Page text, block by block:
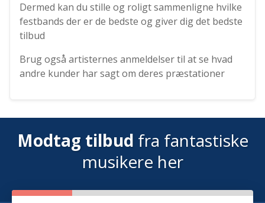
Dermed kan du stille og roligt sammenligne hvilke
festbands der er de bedste og giver dig det bedste
tilbud
Brug også artisternes anmeldelser til at se hvad
andre kunder har sagt om deres præstationer
Modtag tilbud fra fantastiske
musikere her